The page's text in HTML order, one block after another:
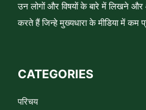
उन लोगों और विषयों के बारे में लिखने
करते हैं जिन्हे मुख्यधारा के मीडिया में कम
CATEGORIES
परिचय